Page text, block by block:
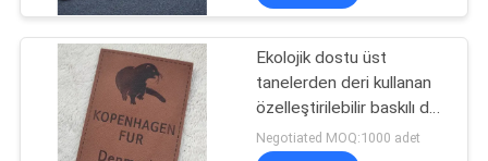
FABRIKA
TURU
KALITE
Ekolojik dostu üst
tanelerden deri kullanan
özelleştirilebilir baskılı deri
yamaları, kör baskıyla ve
Negotiated MOQ:1000 adet